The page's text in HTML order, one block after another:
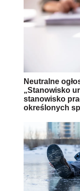
Neutralne
„Stanowisko
stanowisko
określonych